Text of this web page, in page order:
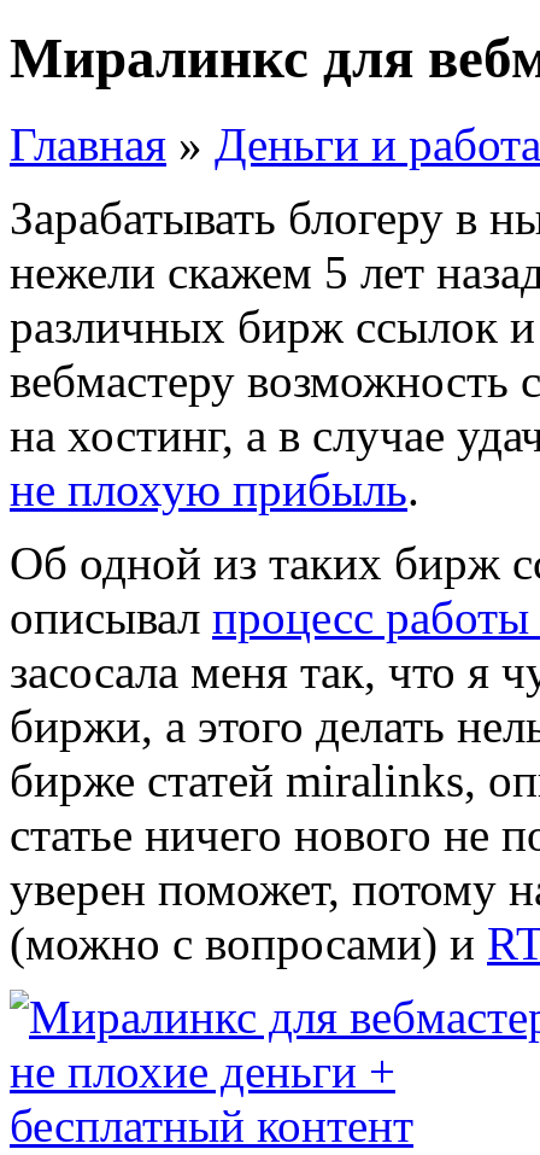
Миралинкс для
Главная » Деньги и работа
Зарабатывать блогеру в
нежели скажем 5 лет
различных бирж ссылок
вебмастеру возможность
на хостинг, а в случае
не плохую прибыль.
Об одной из таких бирж
описывал процесс
засосала меня так, что я
биржи, а этого делать
бирже статей miralinks,
статье ничего нового
уверен поможет, потому
(можно с вопросами) и